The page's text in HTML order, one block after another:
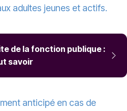
adultes jeunes et actifs.
de la fonction publique :
savoir
anticipé en cas de